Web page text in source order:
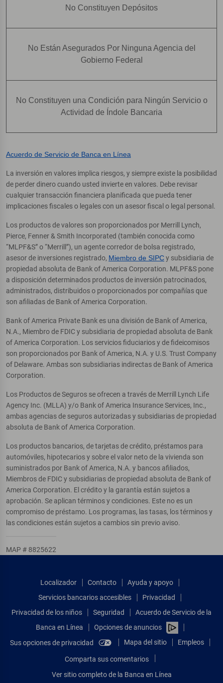
No Constituyen Depósitos
No Están Asegurados Por Ninguna Agencia del
Gobierno Federal
No Constituyen una Condición para Ningún Servicio o
Actividad de Índole Bancaria
Acuerdo de Servicio de Banca en Línea
La inversión en valores implica riesgos, y siempre existe la posibilidad
de perder dinero cuando usted invierte en valores. Debe revisar
cualquier transacción financiera planificada que pueda tener
implicaciones fiscales o legales con un asesor fiscal o legal personal.
Los productos de valores son proporcionados por Merrill Lynch,
Pierce, Fenner & Smith Incorporated (también conocida como
“MLPF&S” o “Merrill”), un agente corredor de bolsa registrado,
asesor de inversiones registrado, Miembro de SIPCy subsidiaria de
propiedad absoluta de Bank of America Corporation. MLPF&S pone
a disposición determinados productos de inversión patrocinados,
administrados, distribuidos o proporcionados por compañías que
son afiliadas de Bank of America Corporation.
Bank of America Private Bank es una división de Bank of America,
N.A., Miembro de FDIC y subsidiaria de propiedad absoluta de Bank
of America Corporation. Los servicios fiduciarios y de fideicomisos
son proporcionados por Bank of America, N.A. y U.S. Trust Company
of Delaware. Ambas son subsidiarias indirectas de Bank of America
Corporation.
Los Productos de Seguros se ofrecen a través de Merrill Lynch Life
Agency Inc. (MLLA) y/o Bank of America Insurance Services, Inc.,
ambas agencias de seguros autorizadas y subsidiarias de propiedad
absoluta de Bank of America Corporation.
Los productos bancarios, de tarjetas de crédito, préstamos para
automóviles, hipotecarios y sobre el valor neto de la vivienda son
suministrados por Bank of America, N.A. y bancos afiliados,
Miembros de FDIC y subsidiarias de propiedad absoluta de Bank of
America Corporation. El crédito y la garantía están sujetos a
aprobación. Se aplican términos y condiciones. Este no es un
compromiso de préstamo. Los programas, las tasas, los términos y
las condiciones están sujetos a cambios sin previo aviso.
MAP # 8825622
Localizador Contacto
Ayuda y apoyo
Servicios bancarios accesibles
Privacidad
Privacidad de los niños
Seguridad
Acuerdo de Servicio de la
Banca en Línea
Opciones de anuncios
Sus opciones de privacidad
Mapa del sitio Empleos
Comparta sus comentarios
Ver sitio completo de la Banca en Línea